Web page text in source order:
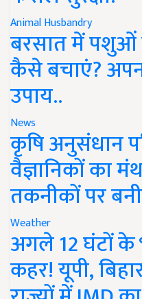
Animal Husbandry
बरसात में पशुओं
कैसे बचाएं?
उपाय..
News
कृषि अनुसंधान
वैज्ञानिकों का
तकनीकों पर
Weather
अगले 12 घंटों के
कहर! यूपी,